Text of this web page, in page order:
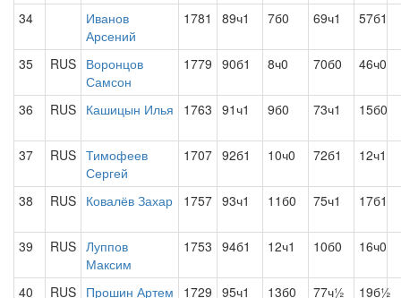
34
Иванов
Арсений
1781 89ч1 7б0 69ч1 57б1
35 RUS Воронцов
Самсон
1779 90б1 8ч0 70б0 46ч0
36 RUS Кашицын Илья 1763 91ч1 9б0 73ч1 15б0
37 RUS Тимофеев
Сергей
1707 92б1 10ч0 72б1 12ч1
38 RUS Ковалёв Захар 1757 93ч1 11б0 75ч1 17б1
39 RUS Луппов
Максим
1753 94б1 12ч1 10б0 16ч0
40 RUS Прошин Артем 1729 95ч1 13б0 77ч½ 19б½